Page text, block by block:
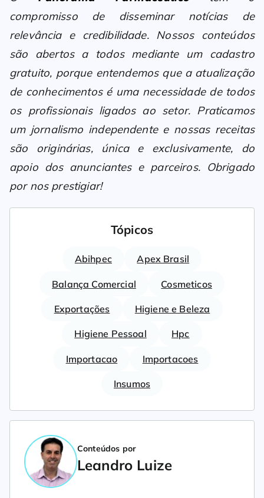
compromisso de disseminar notícias de
relevância e credibilidade. Nossos conteúdos
são abertos a todos mediante um cadastro
gratuito, porque entendemos que a atualização
de conhecimentos é uma necessidade de todos
os profissionais ligados ao setor. Praticamos
um jornalismo independente e nossas receitas
são originárias, única e exclusivamente, do
apoio dos anunciantes e parceiros. Obrigado
por nos prestigiar!
Tópicos
Abihpec Apex Brasil
Balança Comercial Cosmeticos
Exportações Higiene e Beleza
Higiene Pessoal Hpc
Importacao Importacoes
Insumos
Conteúdos por
Leandro Luize